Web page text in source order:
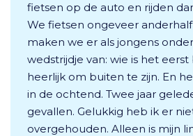
fietsen op de auto en rijden
We fietsen ongeveer
maken we er als jongens
wedstrijdje van: wie is het eerst
heerlijk om buiten te zijn. En
in de ochtend. Twee jaar
gevallen. Gelukkig heb ik er
overgehouden. Alleen is mijn